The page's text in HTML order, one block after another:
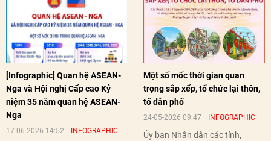
[Infographic] Quan hệ ASEAN-
Nga và Hội nghị Cấp cao Kỷ
niệm 35 năm quan hệ ASEAN-
Nga
17-06-2026 14:52 INFOGRAPHIC
Một số mốc thời gian quan
trọng sắp xếp, tổ chức lại thôn,
tổ dân phố
24-05-2026 09:47 INFOGRAPHIC
Ủy ban Nhân dân các tỉnh,